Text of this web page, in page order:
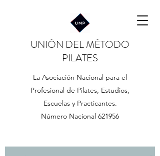
UNIÓN DEL MÉTODO
PILATES
La Asociación Nacional para el
Profesional de Pilates, Estudios,
Escuelas y Practicantes.
Número Nacional 621956